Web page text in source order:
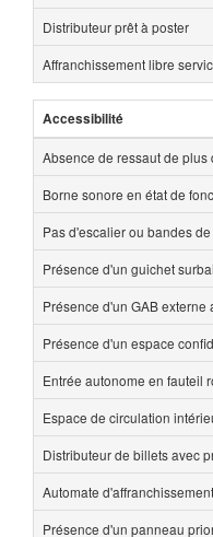
Distributeur prêt à poster
Affranchissement libre
Accessibilité
Absence de ressaut de plus
Borne sonore en état de
Pas d'escalier ou bandes
Présence d'un guichet
Présence d'un GAB externe
Présence d'un espace
Entrée autonome en fauteil
Espace de circulation
Distributeur de billets avec
Automate
Présence d'un panneau